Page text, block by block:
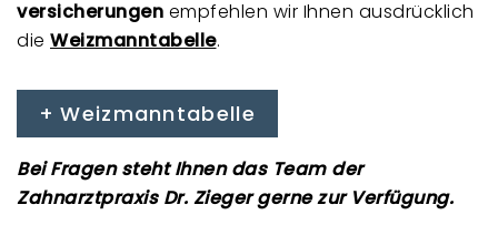
ver­si­cher­un­gen empfehlen wir Ihnen ausdrücklich
die Weizmann­tabelle.
Weizmann­tabelle
Bei Fragen steht Ihnen das Team der
Zahnarztpraxis Dr. Zieger gerne zur Verfügung.